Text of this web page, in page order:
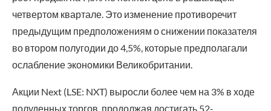
четвертом квартале. Это изменение противоречит
предыдущим предположениям о снижении показателя
во втором полугодии до 4,5%, которые предполагали
ослабление экономики Великобритании.
Акции Next (LSE: NXT) выросли более чем на 3% в ходе
полуденных торгов, продолжая достигать 52-